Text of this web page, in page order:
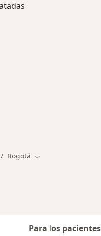
de ciudad
Bogotá Cambiar de ciudad
Para los pacientes